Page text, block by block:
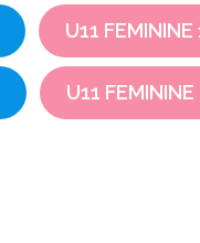
U11 FEMININE
U11 FEMININE